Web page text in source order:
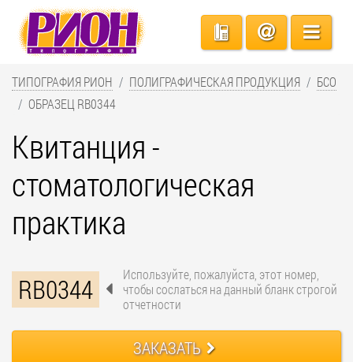
ТИПОГРАФИЯ РИОН ПОЛИГРАФИЧЕСКАЯ ПРОДУКЦИЯ
БСО
ОБРАЗЕЦ RB0344
Квитанция -
стоматологическая
практика
RB0344
Используйте, пожалуйста, этот номер,
чтобы сослаться на данный бланк строгой
отчетности
ЗАКАЗАТЬ